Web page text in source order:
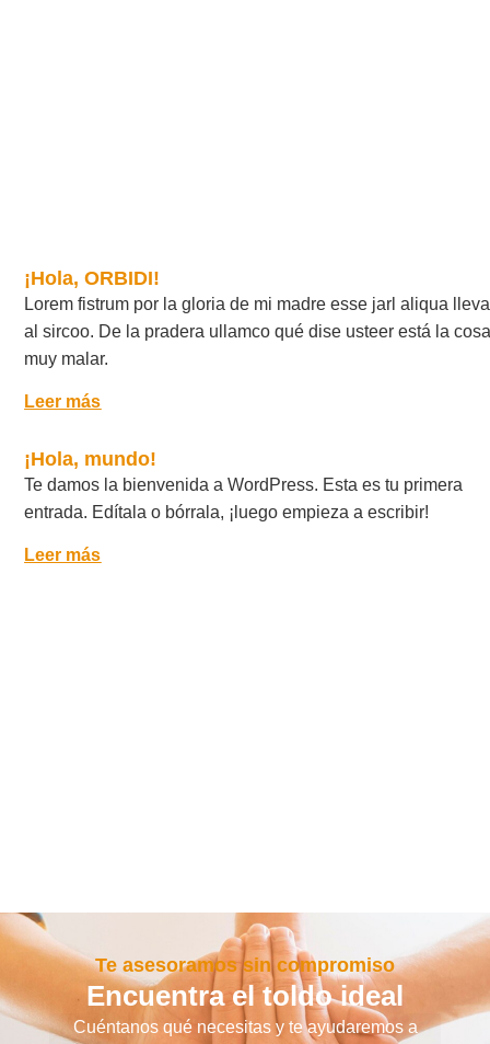
¡Hola, ORBIDI!
Lorem fistrum por la gloria de mi madre esse jarl aliqua
al sircoo. De la pradera ullamco qué dise usteer está la
muy malar.
Leer más
¡Hola, mundo!
Te damos la bienvenida a WordPress. Esta es tu primera
entrada. Edítala o bórrala, ¡luego empieza a escribir!
Leer más
Te asesoramos sin compromiso
Encuentra el toldo ideal
Cuéntanos qué necesitas y te ayudaremos a